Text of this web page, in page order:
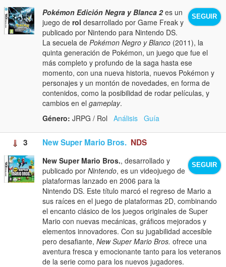
SEGUIR
Pokémon Edición Negra y Blanca 2es un
juego de rol desarrollado por Game Freak y
publicado por Nintendo para Nintendo DS.
La secuela de Pokémon Negro y Blanco (2011), la
quinta generación de Pokémon, un juego que fue el
más completo y profundo de la saga hasta ese
momento, con una nueva historia, nuevos Pokémon y
personajes y un montón de novedades, en forma de
contenidos, como la posibilidad de rodar películas, y
cambios en el gameplay.
Género: JRPG / Rol Análisis Guía
3 New Super Mario Bros. NDS
SEGUIR
New Super Mario Bros., desarrollado y
publicado por Nintendo, es un videojuego de
plataformas lanzado en 2006 para la
Nintendo DS. Este título marcó el regreso de Mario a
sus raíces en el juego de plataformas 2D, combinando
el encanto clásico de los juegos originales de Super
Mario con nuevas mecánicas, gráficos mejorados y
elementos innovadores. Con su jugabilidad accesible
pero desafiante, New Super Mario Bros. ofrece una
aventura fresca y emocionante tanto para los veteranos
de la serie como para los nuevos jugadores.